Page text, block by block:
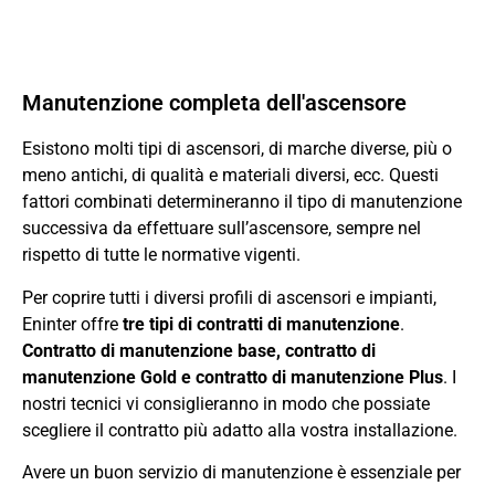
Manutenzione completa dell'ascensore
Esistono molti tipi di ascensori, di marche diverse, più o
meno antichi, di qualità e materiali diversi, ecc. Questi
fattori combinati determineranno il tipo di manutenzione
successiva da effettuare sull’ascensore, sempre nel
rispetto di tutte le normative vigenti.
Per coprire tutti i diversi profili di ascensori e impianti,
Eninter offre tre tipi di contratti di manutenzione.
Contratto di manutenzione base, contratto di
manutenzione Gold e contratto di manutenzione Plus. I
nostri tecnici vi consiglieranno in modo che possiate
scegliere il contratto più adatto alla vostra installazione.
Avere un buon servizio di manutenzione è essenziale per